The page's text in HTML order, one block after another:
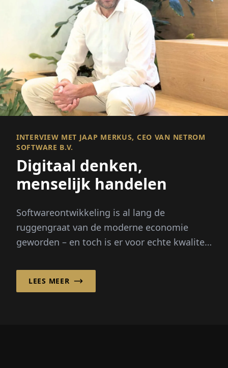
INTERVIEW MET JAAP MERKUS, CEO VAN NETROM
SOFTWARE B.V.
Digitaal denken,
menselijk handelen
Softwareontwikkeling is al lang de
ruggengraat van de moderne economie
geworden – en toch is er voor echte kwaliteit
mensen,...
LEES MEER